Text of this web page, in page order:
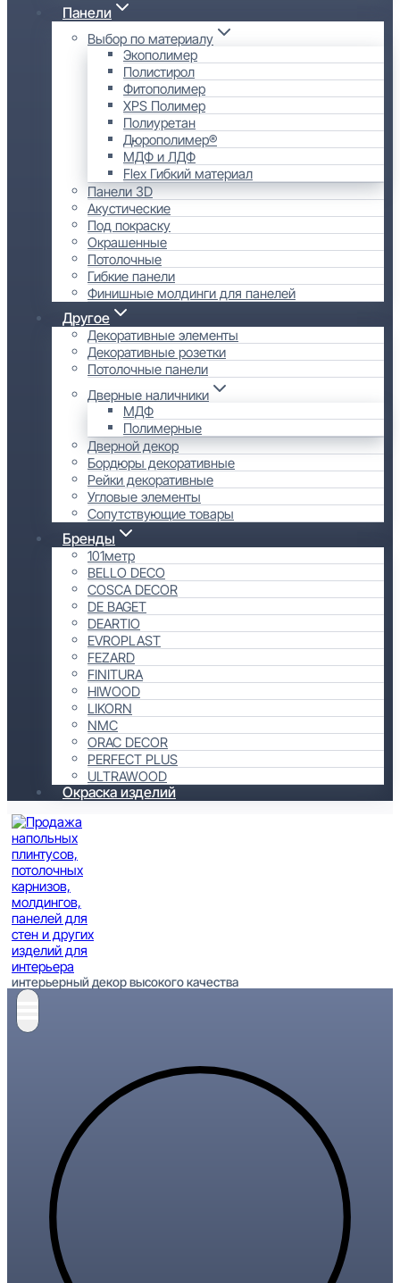
Панели
Выбор по материалу
Экополимер
Полистирол
Фитополимер
XPS Полимер
Полиуретан
Дюрополимер®
МДФ и ЛДФ
Flex Гибкий материал
Панели 3D
Акустические
Под покраску
Окрашенные
Потолочные
Гибкие панели
Финишные молдинги для панелей
Другое
Декоративные элементы
Декоративные розетки
Потолочные панели
Дверные наличники
МДФ
Полимерные
Дверной декор
Бордюры декоративные
Рейки декоративные
Угловые элементы
Сопутствующие товары
Бренды
101метр
BELLO DECO
COSCA DECOR
DE BAGET
DEARTIO
EVROPLAST
FEZARD
FINITURA
HIWOOD
LIKORN
NMC
ORAC DECOR
PERFECT PLUS
ULTRAWOOD
Окраска изделий
интерьерный декор высокого качества